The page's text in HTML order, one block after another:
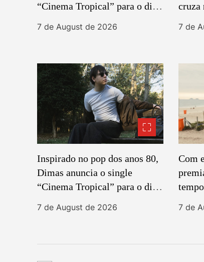
“Cinema Tropical” para o dia
7 de August de 2026
cruza
7 de
Inspirado no pop dos anos 80,
Dimas anuncia o single
“Cinema Tropical” para o dia
7 de August de 2026
Com
7 de